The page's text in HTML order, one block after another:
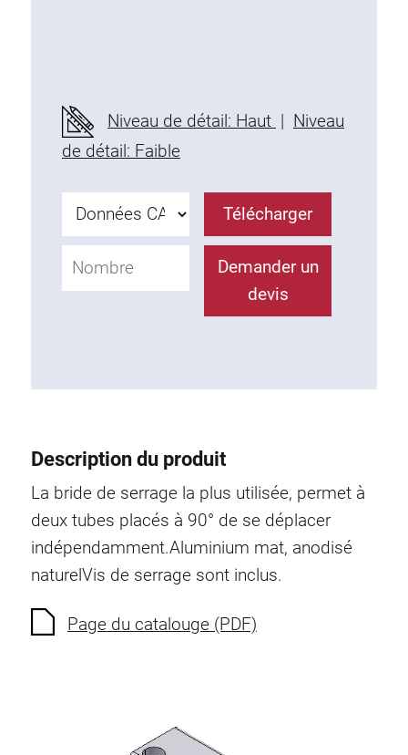
Niveau de détail: Haut | Niveau
de détail: Faible
Télécharger
Demander un
devis
Description du produit
La bride de serrage la plus utilisée, permet à
deux tubes placés à 90° de se déplacer
indépendamment.Aluminium mat, anodisé
naturelVis de serrage sont inclus.
Page du catalouge (PDF)